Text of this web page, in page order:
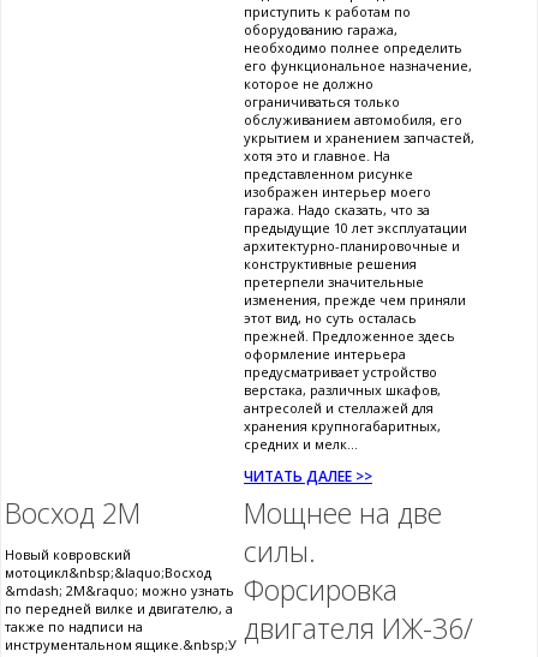
приступить к работам по
оборудованию гаража,
необходимо полнее определить
его функциональное назначение,
которое не должно
ограничиваться только
обслуживанием автомобиля, его
укрытием и хранением запчастей,
хотя это и главное. На
представленном рисунке
изображен интерьер моего
гаража. Надо сказать, что за
предыдущие 10 лет эксплуатации
архитектурно-планировочные и
конструктивные решения
претерпели значительные
изменения, прежде чем приняли
этот вид, но суть осталась
прежней. Предложенное здесь
оформление интерьера
предусматривает устройство
верстака, различных шкафов,
антресолей и стеллажей для
хранения крупногабаритных,
средних и мелк...
ЧИТАТЬ ДАЛЕЕ >>
Восход 2М
Новый ковровский
мотоцикл&nbsp;&laquo;Восход
&mdash; 2М&raquo; можно узнать
по передней вилке и двигателю, а
также по надписи на
инструментальном ящике.&nbsp;У
Мощнее на две
силы.
Форсировка
двигателя ИЖ-36/